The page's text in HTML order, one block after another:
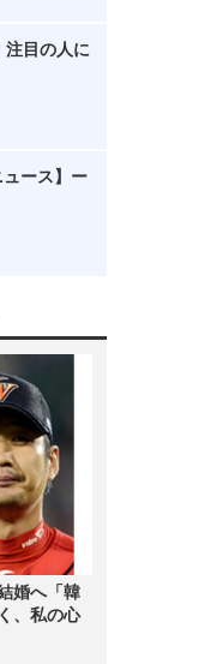
注目の人に
ュース】ー
婚へ「韓
、私の心